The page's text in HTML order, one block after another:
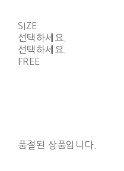
SIZE
선택하세요.
선택하세요.
FREE
품절된 상품입니다.